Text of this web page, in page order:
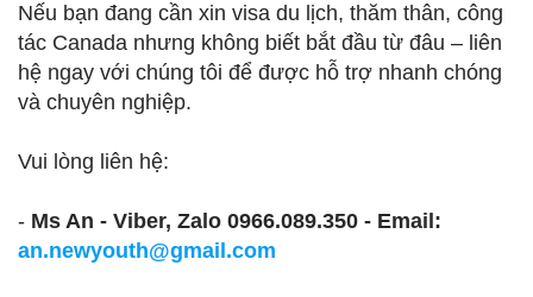
Nếu bạn đang cần xin visa du lịch, thăm thân, công
tác Canada nhưng không biết bắt đầu từ đâu – liên
hệ ngay với chúng tôi để được hỗ trợ nhanh chóng
và chuyên nghiệp.
Vui lòng liên hệ:
- Ms An - Viber, Zalo 0966.089.350 - Email:
an.newyouth@gmail.com